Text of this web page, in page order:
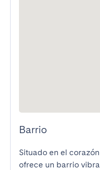
Barrio
Situado en el
ofrece un barrio